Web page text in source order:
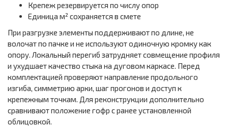
Крепеж резервируется по числу опор
Единица м² сохраняется в смете
При разгрузке элементы поддерживают по длине, не
волочат по пачке и не используют одиночную кромку как
опору. Локальный перегиб затрудняет совмещение профиля
и ухудшает качество стыка на дуговом каркасе. Перед
комплектацией проверяют направление продольного
изгиба, симметрию арки, шаг прогонов и доступ к
крепежным точкам. Для реконструкции дополнительно
сравнивают положение гофр с ранее установленной
облицовкой.